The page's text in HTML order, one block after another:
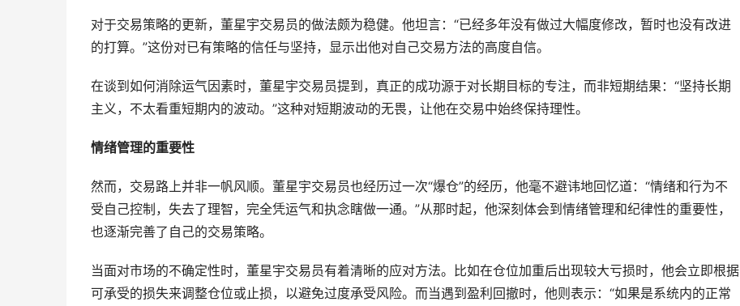
对于交易策略的更新，董星宇交易员的做法颇为稳健。他坦言：“已经多年没有做过大幅度修改，暂时也没有改进
的打算。”这份对已有策略的信任与坚持，显示出他对自己交易方法的高度自信。
在谈到如何消除运气因素时，董星宇交易员提到，真正的成功源于对长期目标的专注，而非短期结果：“坚持长期
主义，不太看重短期内的波动。”这种对短期波动的无畏，让他在交易中始终保持理性。
情绪管理的重要性
然而，交易路上并非一帆风顺。董星宇交易员也经历过一次“爆仓”的经历，他毫不避讳地回忆道：“情绪和行为不
受自己控制，失去了理智，完全凭运气和执念瞎做一通。”从那时起，他深刻体会到情绪管理和纪律性的重要性，
也逐渐完善了自己的交易策略。
当面对市场的不确定性时，董星宇交易员有着清晰的应对方法。比如在仓位加重后出现较大亏损时，他会立即根据
可承受的损失来调整仓位或止损，以避免过度承受风险。而当遇到盈利回撤时，他则表示：“如果是系统内的正常